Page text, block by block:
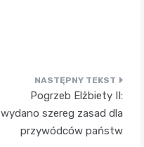
Pogrzeb Elżbiety II:
wydano szereg zasad dla
przywódców państw